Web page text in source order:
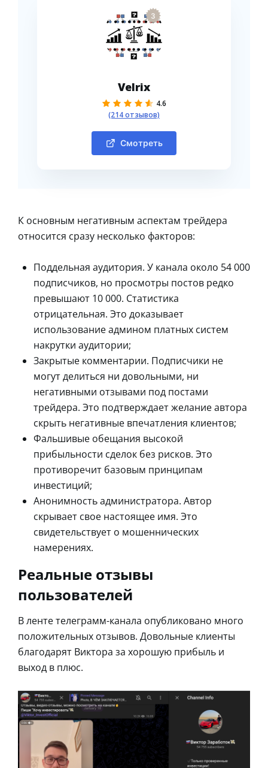
3
Velrix
4.6
(214 отзывов)
Смотреть
К основным негативным аспектам трейдера
относится сразу несколько факторов:
Поддельная аудитория. У канала около 54 000
подписчиков, но просмотры постов редко
превышают 10 000. Статистика
отрицательная. Это доказывает
использование админом платных систем
накрутки аудитории;
Закрытые комментарии. Подписчики не
могут делиться ни довольными, ни
негативными отзывами под постами
трейдера. Это подтверждает желание автора
скрыть негативные впечатления клиентов;
Фальшивые обещания высокой
прибыльности сделок без рисков. Это
противоречит базовым принципам
инвестиций;
Анонимность администратора. Автор
скрывает свое настоящее имя. Это
свидетельствует о мошеннических
намерениях.
Реальные отзывы
пользователей
В ленте телеграмм-канала опубликовано много
положительных отзывов. Довольные клиенты
благодарят Виктора за хорошую прибыль и
выход в плюс.